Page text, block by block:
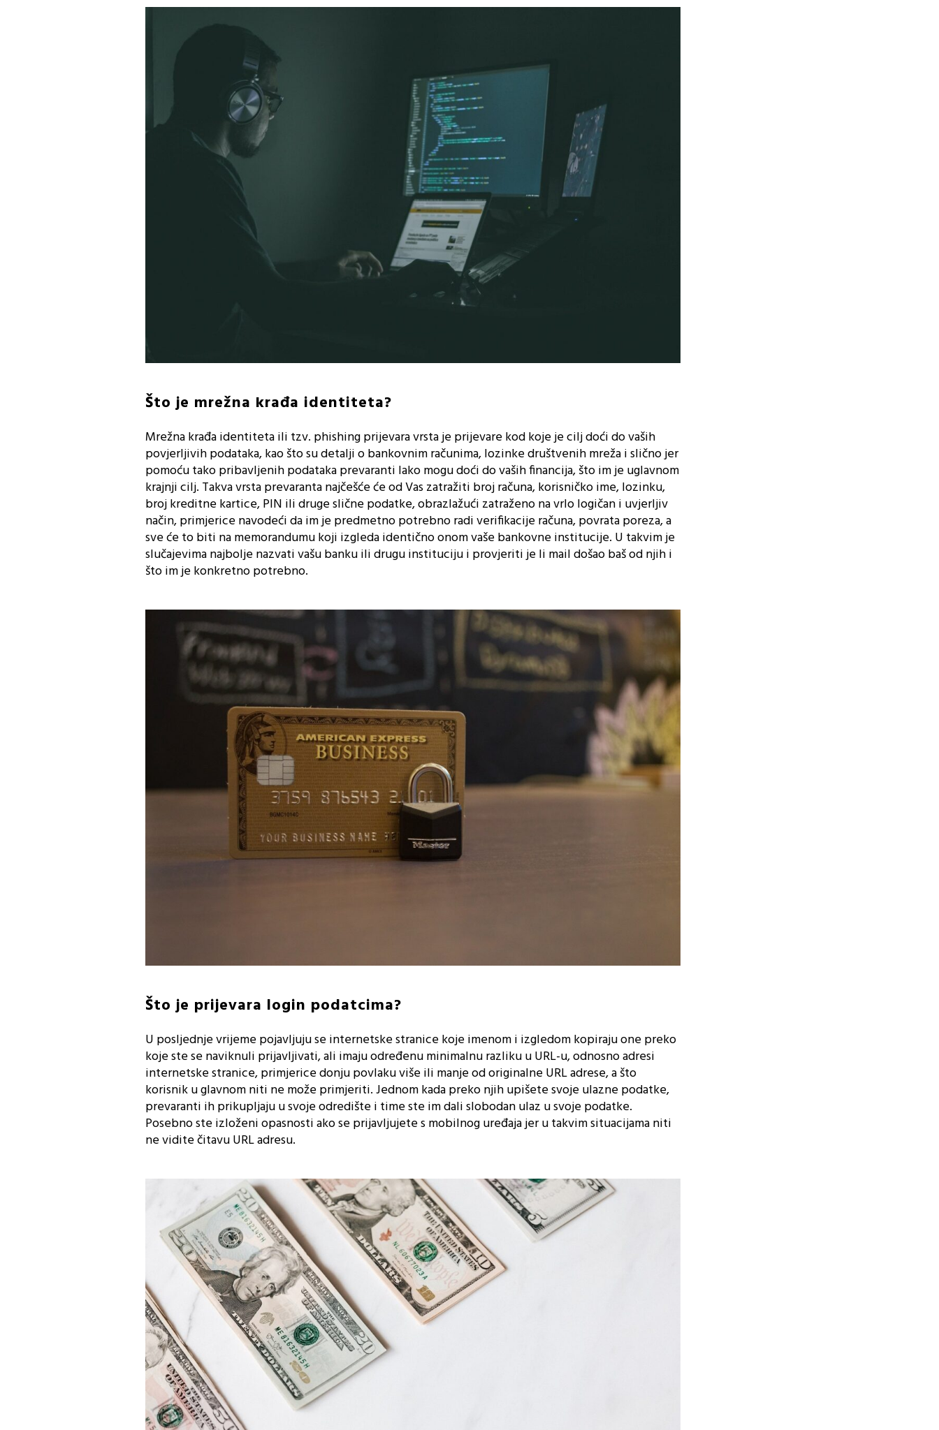
Što je mrežna krađa identiteta?
Mrežna krađa identiteta ili tzv. phishing prijevara vrsta je prijevare kod koje je cilj doći do vaših
povjerljivih podataka, kao što su detalji o bankovnim računima, lozinke društvenih mreža i slično jer
pomoću tako pribavljenih podataka prevaranti lako mogu doći do vaših financija, što im je uglavnom
krajnji cilj. Takva vrsta prevaranta najčešće će od Vas zatražiti broj računa, korisničko ime, lozinku,
broj kreditne kartice, PIN ili druge slične podatke, obrazlažući zatraženo na vrlo logičan i uvjerljiv
način, primjerice navodeći da im je predmetno potrebno radi verifikacije računa, povrata poreza, a
sve će to biti na memorandumu koji izgleda identično onom vaše bankovne institucije. U takvim je
slučajevima najbolje nazvati vašu banku ili drugu instituciju i provjeriti je li mail došao baš od njih i
što im je konkretno potrebno.
Što je prijevara login podatcima?
U posljednje vrijeme pojavljuju se internetske stranice koje imenom i izgledom kopiraju one preko
koje ste se naviknuli prijavljivati, ali imaju određenu minimalnu razliku u URL-u, odnosno adresi
internetske stranice, primjerice donju povlaku više ili manje od originalne URL adrese, a što
korisnik u glavnom niti ne može primjeriti. Jednom kada preko njih upišete svoje ulazne podatke,
prevaranti ih prikupljaju u svoje odredište i time ste im dali slobodan ulaz u svoje podatke.
Posebno ste izloženi opasnosti ako se prijavljujete s mobilnog uređaja jer u takvim situacijama niti
ne vidite čitavu URL adresu.